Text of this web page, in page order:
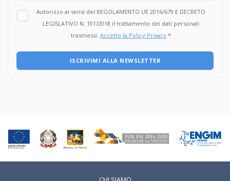
Autorizzo ai sensi del REGOLAMENTO UE 2016/679 E DECRETO
LEGISLATIVO N. 101/2018 il trattamento dei dati personali
trasmessi.Accetto la Policy Privacy *
ISCRIVIMI ALLA NEWSLETTER